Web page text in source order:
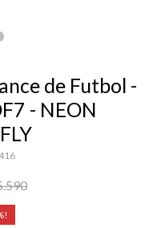
de Futbol -
- NEON